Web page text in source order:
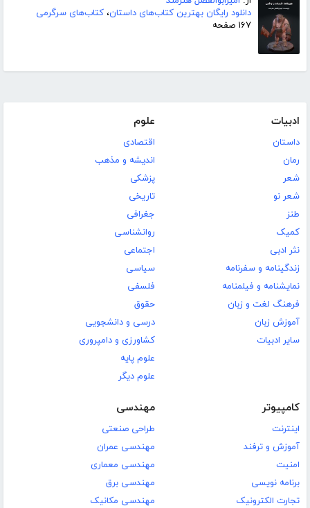
دانلود رایگان بهترین کتاب‌های داستان، کتاب‌های سرگرمی
۱۶۷ صفحه
ادبیات
داستان
رمان
شعر
شعر نو
طنز
کمیک
نثر ادبی
زندگینامه و سفرنامه
نمایشنامه و فیلمنامه
فرهنگ لغت و زبان
آموزش زبان
سایر ادبیات
علوم
اقتصادی
اندیشه و مذهب
پزشکی
تاریخی
جغرافی
روانشناسی
اجتماعی
سیاسی
فلسفی
حقوق
درسی و دانشجویی
کشاورزی و دامپروری
علوم پایه
علوم دیگر
کامپیوتر
اینترنت
آموزش و ترفند
امنیت
برنامه نویسی
تجارت الکترونیک
مهندسی
طراحی صنعتی
مهندسی عمران
مهندسی معماری
مهندسی برق
مهندسی مکانیک